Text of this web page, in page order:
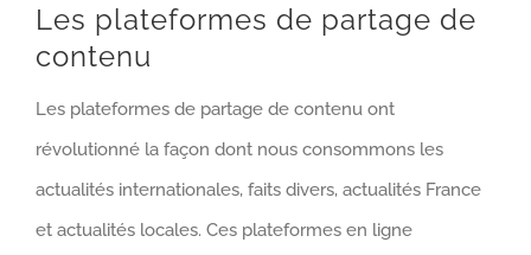
Les plateformes de partage de
contenu
Les plateformes de partage de contenu ont
révolutionné la façon dont nous consommons les
actualités internationales, faits divers, actualités France
et actualités locales. Ces plateformes en ligne